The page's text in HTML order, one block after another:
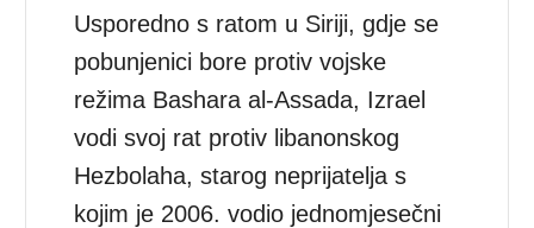
Usporedno s ratom u Siriji, gdje se
pobunjenici bore protiv vojske
režima Bashara al-Assada, Izrael
vodi svoj rat protiv libanonskog
Hezbolaha, starog neprijatelja s
kojim je 2006. vodio jednomjesečni